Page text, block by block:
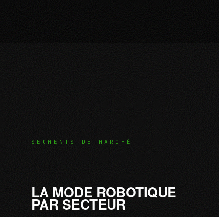
SEGMENTS DE MARCHÉ
LA MODE ROBOTIQUE
PAR SECTEUR